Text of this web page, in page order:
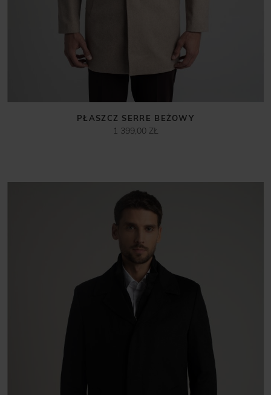
PŁASZCZ SERRE BEŻOWY
1 399,00 ZŁ